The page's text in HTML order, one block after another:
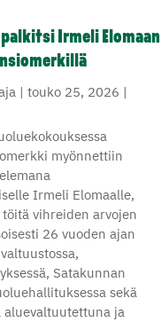
Irmeli Elomaan
| touko 25, 2026 |
myönnettiin
Irmeli Elomaalle,
vihreiden arvojen
26 vuoden ajan
Satakunnan
sekä
aluevaltuutettuna ja